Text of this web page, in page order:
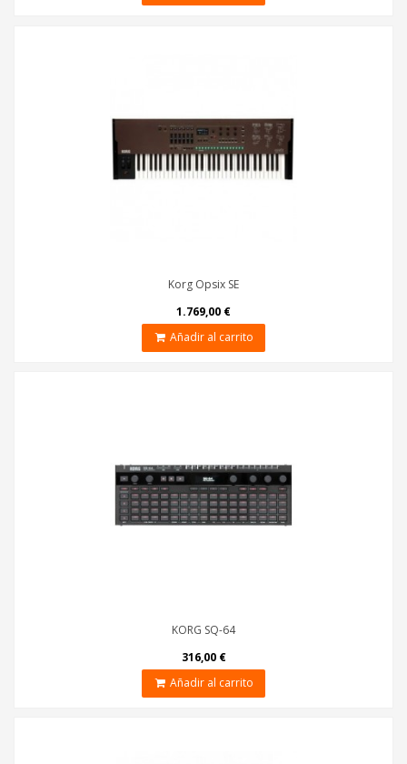
Korg Opsix SE
1.769,00 €
Añadir al carrito
KORG SQ-64
316,00 €
Añadir al carrito